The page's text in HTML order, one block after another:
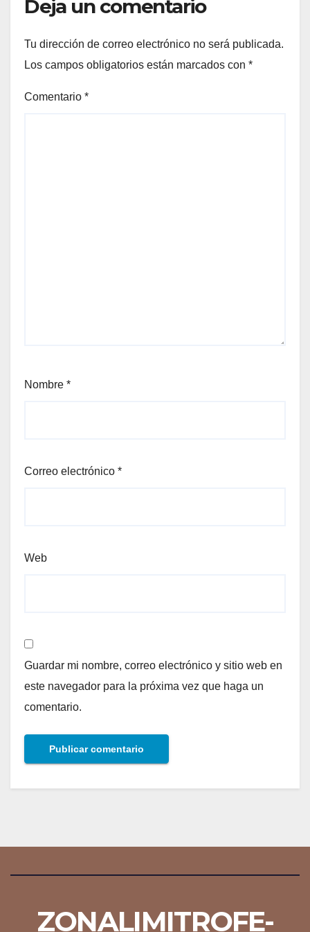
Deja un comentario
Tu dirección de correo electrónico no será publicada.
Los campos obligatorios están marcados con *
Comentario *
Nombre *
Correo electrónico *
Web
Guardar mi nombre, correo electrónico y sitio web en
este navegador para la próxima vez que haga un
comentario.
ZONALIMITROFE-